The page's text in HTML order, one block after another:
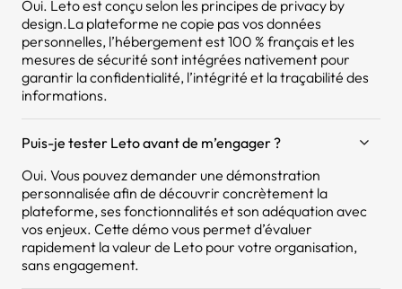
Oui. Leto est conçu selon les principes de privacy by
design.La plateforme ne copie pas vos données
personnelles, l’hébergement est 100 % français et les
mesures de sécurité sont intégrées nativement pour
garantir la confidentialité, l’intégrité et la traçabilité des
informations.
Puis-je tester Leto avant de m’engager ?
Oui. Vous pouvez demander une démonstration
personnalisée afin de découvrir concrètement la
plateforme, ses fonctionnalités et son adéquation avec
vos enjeux. Cette démo vous permet d’évaluer
rapidement la valeur de Leto pour votre organisation,
sans engagement.